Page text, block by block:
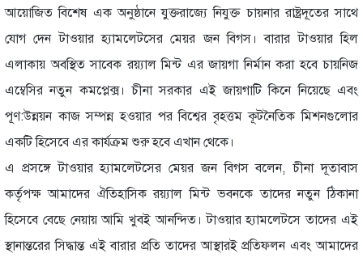
আয়োজিত বিশেষ এক অনুষ্ঠানে যুক্তরাজ্যে নিযুক্ত চায়নার রাষ্ট্রদূতের সাথে
যোগ দেন টাওয়ার হ্যামলেটসের মেয়র জন বিগস। বারার টাওয়ার হিল
এলাকায় অবস্থিত সাবেক রয়্যাল মিন্ট এর জায়গা নির্মান করা হবে চায়নিজ
এম্বেসির নতুন কমপ্লেক্স। চীনা সরকার এই জায়গাটি কিনে নিয়েছে এবং
পূণ:উন্নয়ন কাজ সম্পন্ন হওয়ার পর বিশ্বের বৃহত্তম কূটনৈতিক মিশনগুলোর
একটি হিসেবে এর কার্যক্রম শুরু হবে এখান থেকে।
এ প্রসঙ্গে টাওয়ার হ্যামলেটসের মেয়র জন বিগস বলেন, চীনা দূতাবাস
কর্তৃপক্ষ আমাদের ঐতিহাসিক রয়্যাল মিন্ট ভবনকে তাদের নতুন ঠিকানা
হিসেবে বেছে নেয়ায় আমি খুবই আনন্দিত। টাওয়ার হ্যামলেটসে তাদের এই
স্থানান্তরের সিদ্ধান্ত এই বারার প্রতি তাদের আস্থারই প্রতিফলন এবং আমাদের